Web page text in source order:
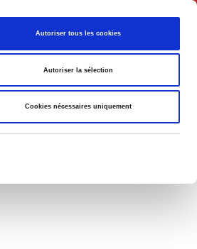
Autoriser tous les cookies
Autoriser la sélection
Cookies nécessaires uniquement